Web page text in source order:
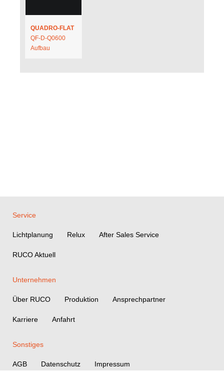
QUADRO-FLAT
QF-D-Q0600
Aufbau
Service
Lichtplanung Relux After Sales Service
RUCO Aktuell
Unternehmen
Über RUCO Produktion Ansprechpartner
Karriere Anfahrt
Sonstiges
AGB Datenschutz Impressum